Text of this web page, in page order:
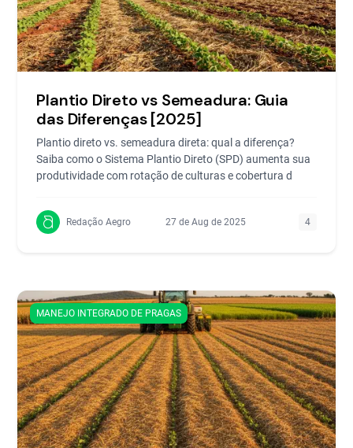
Plantio Direto vs Semeadura: Guia
das Diferenças [2025]
Plantio direto vs. semeadura direta: qual a diferença?
Saiba como o Sistema Plantio Direto (SPD) aumenta sua
produtividade com rotação de culturas e cobertura d
Redação Aegro 27 de Aug de 2025 4
MANEJO INTEGRADO DE PRAGAS